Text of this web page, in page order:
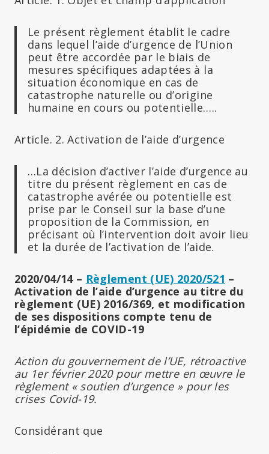
Le présent règlement établit le cadre
dans lequel l’aide d’urgence de l’Union
peut être accordée par le biais de
mesures spécifiques adaptées à la
situation économique en cas de
catastrophe naturelle ou d’origine
humaine en cours ou potentielle…..
Article. 2. Activation de l’aide d’urgence
…La décision d’activer l’aide d’urgence au
titre du présent règlement en cas de
catastrophe avérée ou potentielle est
prise par le Conseil sur la base d’une
proposition de la Commission, en
précisant où l’intervention doit avoir lieu
et la durée de l’activation de l’aide.
2020/04/14 – Règlement (UE) 2020/521 –
Activation de l’aide d’urgence au titre du
règlement (UE) 2016/369, et modification
de ses dispositions compte tenu de
l’épidémie de COVID-19
Action du gouvernement de l’UE, rétroactive
au 1er février 2020 pour mettre en œuvre le
règlement « soutien d’urgence » pour les
crises Covid-19.
Considérant que